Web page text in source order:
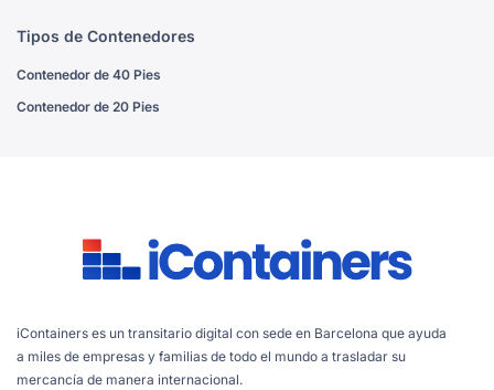
Tipos de Contenedores
Contenedor de 40 Pies
Contenedor de 20 Pies
iContainers es un transitario digital con sede en Barcelona que ayuda
a miles de empresas y familias de todo el mundo a trasladar su
mercancía de manera internacional.